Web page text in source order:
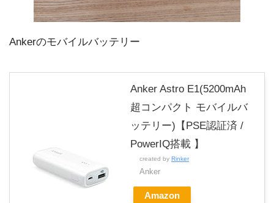
Ankerのモバイルバッテリー
Anker Astro E1(5200mAh
超コンパクト モバイルバ
ッテリー)【PSE認証済 /
PowerIQ搭載 】
created by Rinker
Anker
Amazon